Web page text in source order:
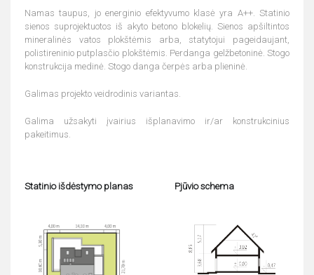
Namas taupus, jo energinio efektyvumo klasė yra A++. Statinio
sienos suprojektuotos iš akyto betono blokelių. Sienos apšiltintos
mineralinės vatos plokštėmis arba, statytojui pageidaujant,
polistireninio putplasčio plokštėmis. Perdanga gelžbetoninė. Stogo
konstrukcija medinė. Stogo danga čerpės arba plieninė.
Galimas projekto veidrodinis variantas.
Galima užsakyti įvairius išplanavimo ir/ar konstrukcinius
pakeitimus.
Statinio išdėstymo planas Pjūvio schema